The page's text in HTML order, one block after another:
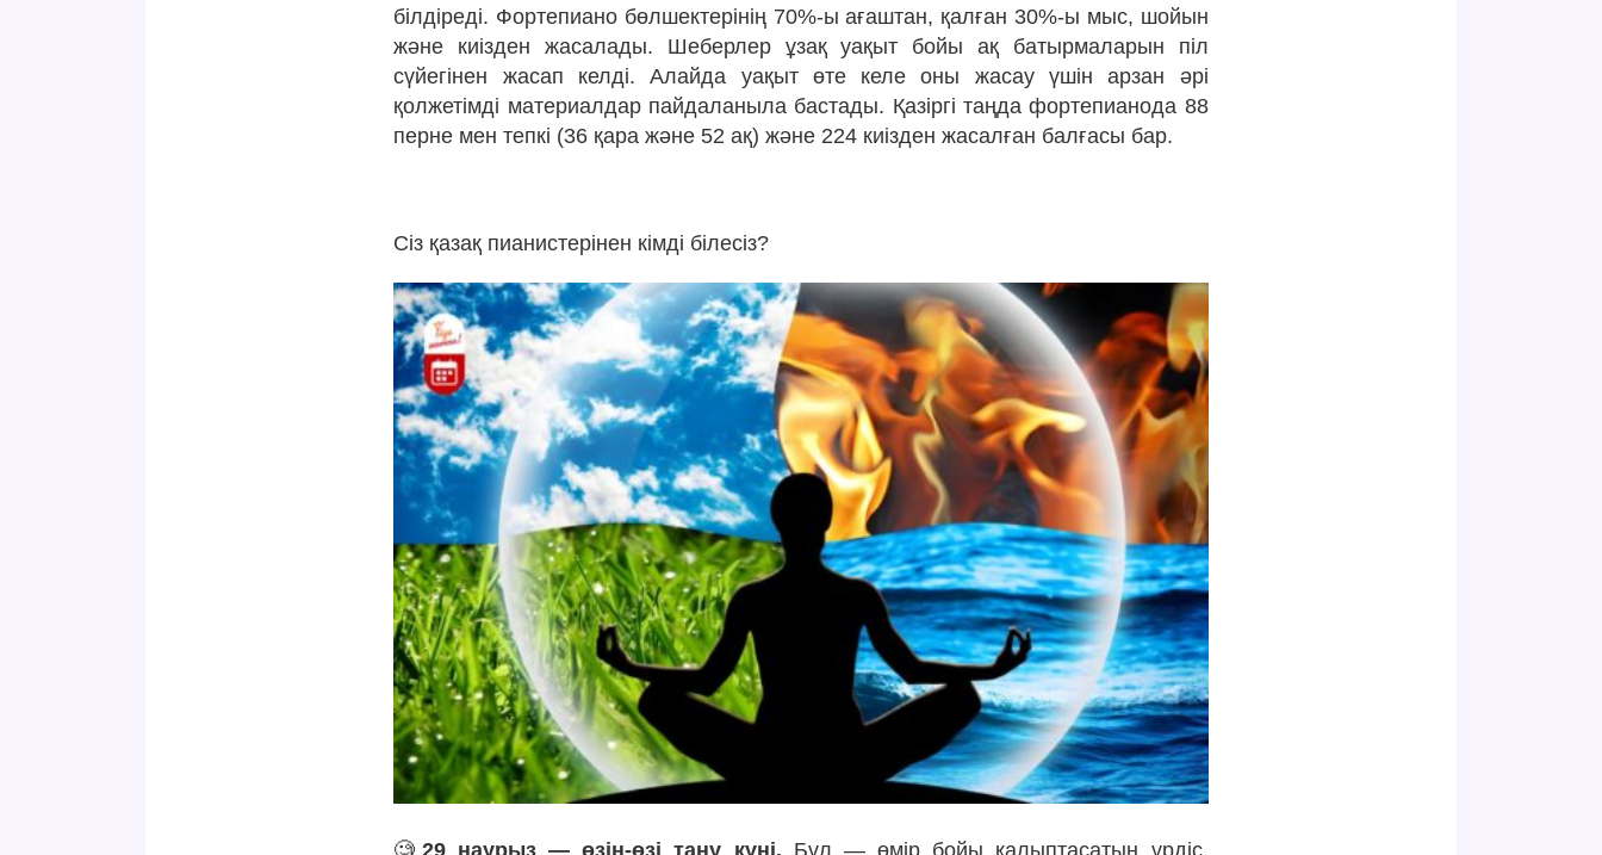
білдіреді. Фортепиано бөлшектерінің 70%-ы ағаштан, қалған 30%-ы мыс, шойын
және киізден жасалады. Шеберлер ұзақ уақыт бойы ақ батырмаларын піл
сүйегінен жасап келді. Алайда уақыт өте келе оны жасау үшін арзан әрі
қолжетімді материалдар пайдаланыла бастады. Қазіргі таңда фортепианода 88
перне мен тепкі (36 қара және 52 ақ) және 224 киізден жасалған балғасы бар.
Сіз қазақ пианистерінен кімді білесіз?